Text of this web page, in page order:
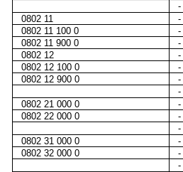
-
0802 11
-
0802 11 100 0
-
0802 11 900 0
-
0802 12
-
0802 12 100 0
-
0802 12 900 0
-
-
0802 21 000 0
-
0802 22 000 0
-
-
0802 31 000 0
-
0802 32 000 0
-
-